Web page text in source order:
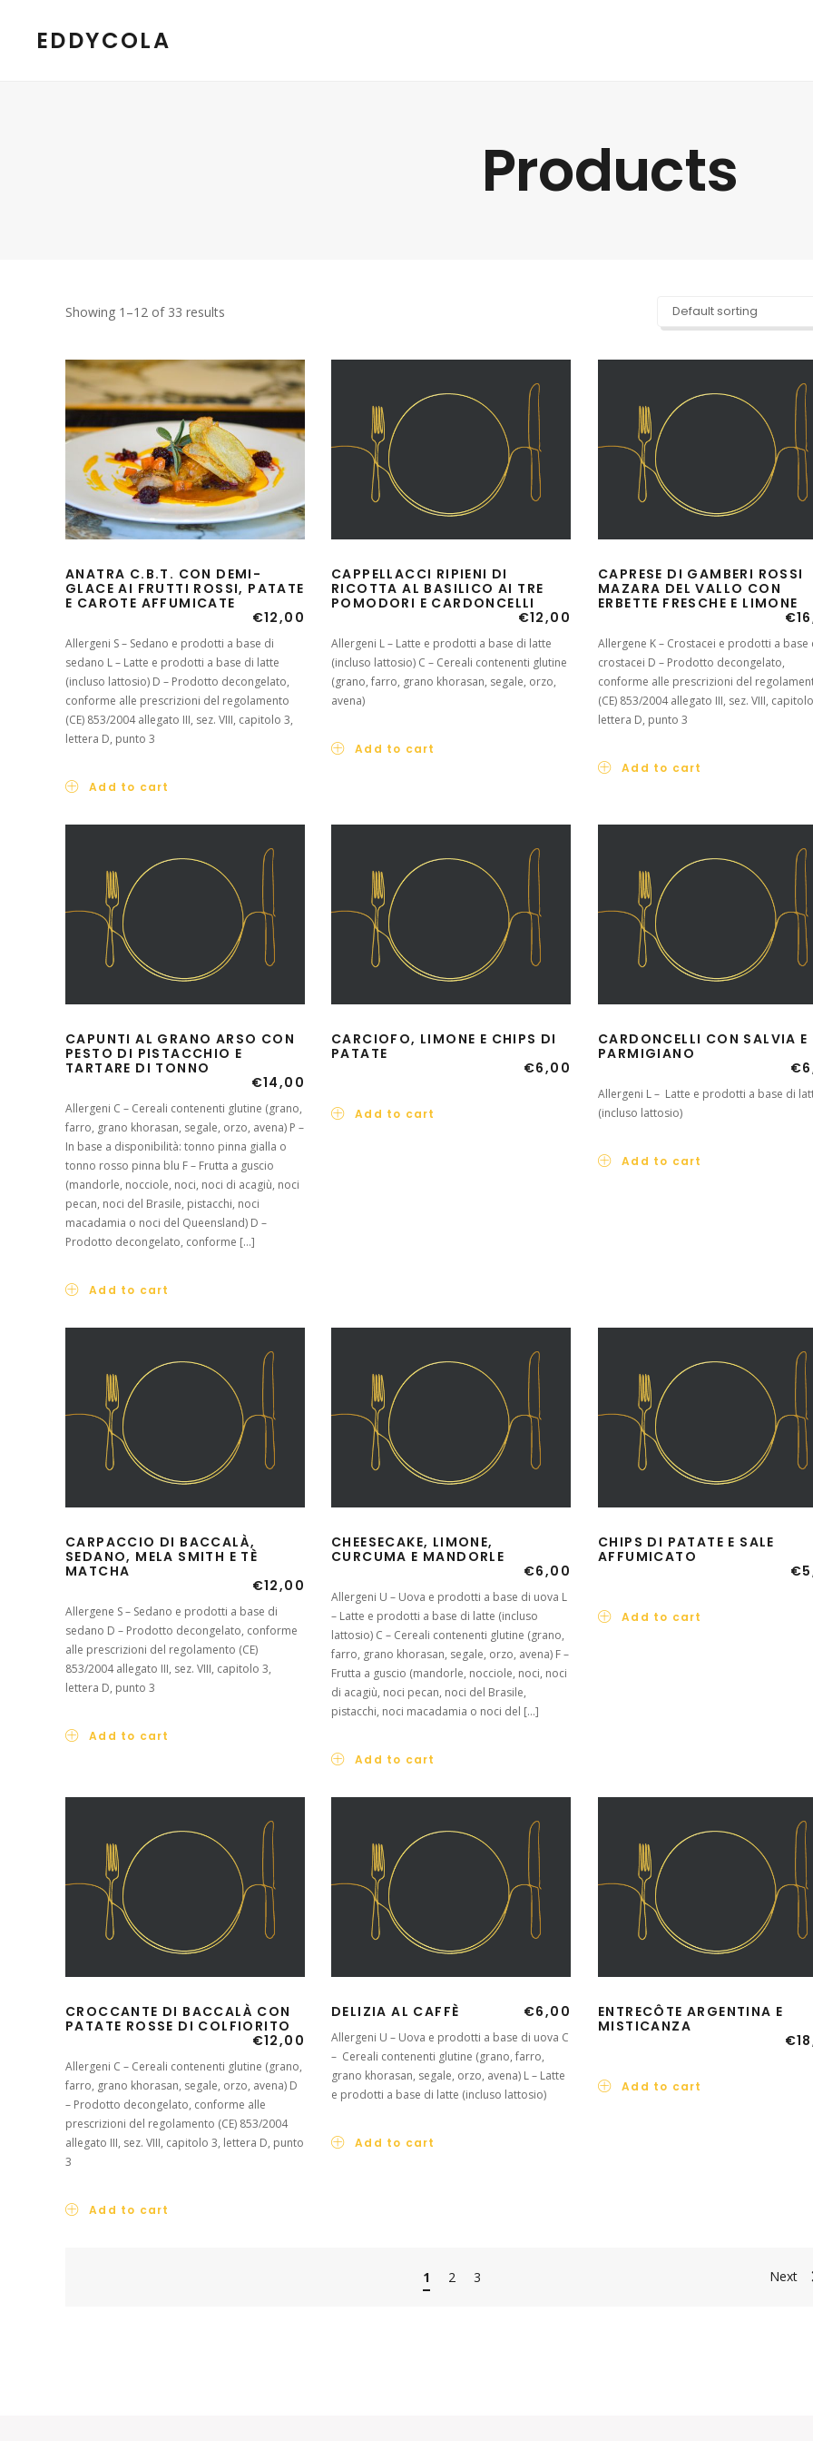
EDDYCOLA
Products
Showing 1–12 of 33 results Default sorting
ANATRA C.B.T. CON DEMI-
GLACE AI FRUTTI ROSSI, PATATE
E CAROTE AFFUMICATE
€12,00
Allergeni S – Sedano e prodotti a base di
sedano L – Latte e prodotti a base di latte
(incluso lattosio) D – Prodotto decongelato,
conforme alle prescrizioni del regolamento
(CE) 853/2004 allegato III, sez. VIII, capitolo 3,
lettera D, punto 3
Add to cart
CAPPELLACCI RIPIENI DI
RICOTTA AL BASILICO AI TRE
POMODORI E CARDONCELLI
€12,00
Allergeni L – Latte e prodotti a base di latte
(incluso lattosio) C – Cereali contenenti glutine
(grano, farro, grano khorasan, segale, orzo,
avena)
Add to cart
CAPRESE DI GAMBERI ROSSI
MAZARA DEL VALLO CON
ERBETTE FRESCHE E LIMONE
€
Allergene K – Crostacei e prodotti a base
crostacei D – Prodotto decongelato,
conforme alle prescrizioni del
(CE) 853/2004 allegato III, sez. VIII,
lettera D, punto 3
Add to cart
CAPUNTI AL GRANO ARSO CON
PESTO DI PISTACCHIO E
TARTARE DI TONNO
€14,00
Allergeni C – Cereali contenenti glutine (grano,
farro, grano khorasan, segale, orzo, avena) P –
In base a disponibilità: tonno pinna gialla o
tonno rosso pinna blu F – Frutta a guscio
(mandorle, nocciole, noci, noci di acagiù, noci
pecan, noci del Brasile, pistacchi, noci
macadamia o noci del Queensland) D –
Prodotto decongelato, conforme […]
Add to cart
CARCIOFO, LIMONE E CHIPS DI
PATATE
€6,00
Add to cart
CARDONCELLI CON SALVIA E
PARMIGIANO
€
Allergeni L – Latte e prodotti a base di
(incluso lattosio)
Add to cart
CARPACCIO DI BACCALÀ,
SEDANO, MELA SMITH E TÈ
MATCHA
€12,00
Allergene S – Sedano e prodotti a base di
sedano D – Prodotto decongelato, conforme
alle prescrizioni del regolamento (CE)
853/2004 allegato III, sez. VIII, capitolo 3,
lettera D, punto 3
Add to cart
CHEESECAKE, LIMONE,
CURCUMA E MANDORLE
€6,00
Allergeni U – Uova e prodotti a base di uova L
– Latte e prodotti a base di latte (incluso
lattosio) C – Cereali contenenti glutine (grano,
farro, grano khorasan, segale, orzo, avena) F –
Frutta a guscio (mandorle, nocciole, noci, noci
di acagiù, noci pecan, noci del Brasile,
pistacchi, noci macadamia o noci del […]
Add to cart
CHIPS DI PATATE E SALE
AFFUMICATO
€
Add to cart
CROCCANTE DI BACCALÀ CON
PATATE ROSSE DI COLFIORITO
€12,00
Allergeni C – Cereali contenenti glutine (grano,
farro, grano khorasan, segale, orzo, avena) D
– Prodotto decongelato, conforme alle
prescrizioni del regolamento (CE) 853/2004
allegato III, sez. VIII, capitolo 3, lettera D, punto
3
Add to cart
DELIZIA AL CAFFÈ €6,00
Allergeni U – Uova e prodotti a base di uova C
– Cereali contenenti glutine (grano, farro,
grano khorasan, segale, orzo, avena) L – Latte
e prodotti a base di latte (incluso lattosio)
Add to cart
ENTRECÔTE ARGENTINA E
MISTICANZA
€
Add to cart
1 2 3 Next